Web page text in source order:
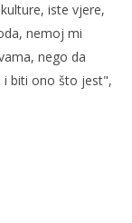
iste vjere,
nemoj mi
nego da
biti ono što jest",